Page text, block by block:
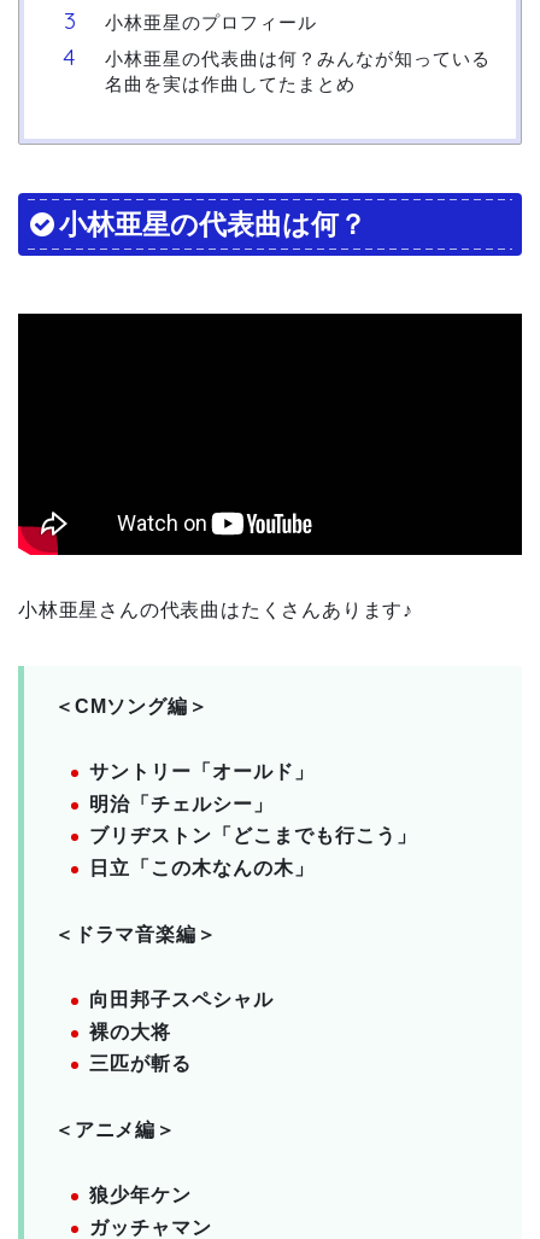
小林亜星のプロフィール
小林亜星の代表曲は何？みんなが知っている
名曲を実は作曲してたまとめ
小林亜星の代表曲は何？
小林亜星さんの代表曲はたくさんあります♪
＜CMソング編＞
サントリー「オールド」
明治「チェルシー」
ブリヂストン「どこまでも行こう」
日立「この木なんの木」
＜ドラマ音楽編＞
向田邦子スペシャル
裸の大将
三匹が斬る
＜アニメ編＞
狼少年ケン
ガッチャマン